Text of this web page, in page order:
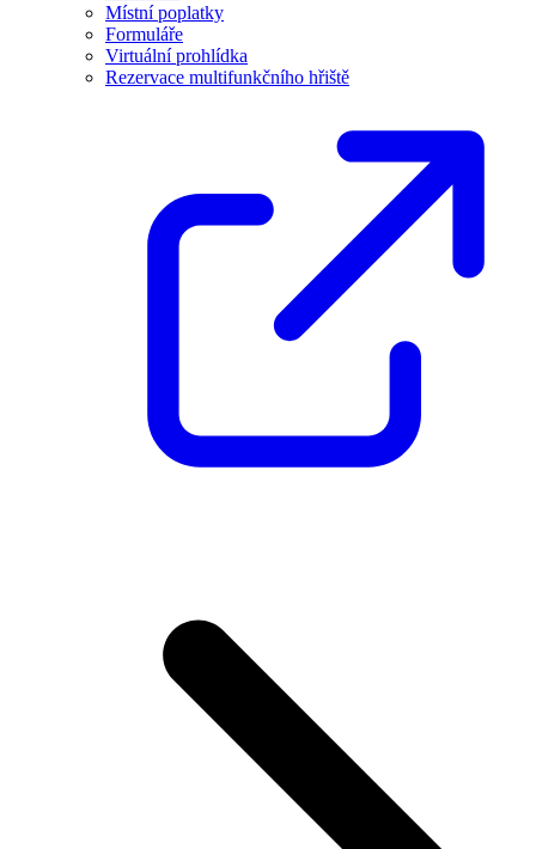
Místní poplatky
Formuláře
Virtuální prohlídka
Rezervace multifunkčního hřiště